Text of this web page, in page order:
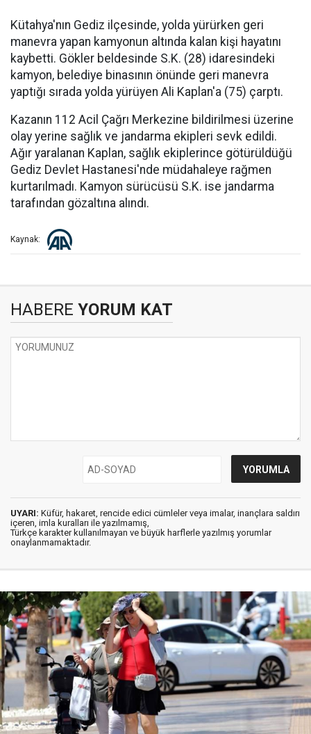
Kütahya'nın Gediz ilçesinde, yolda yürürken geri
manevra yapan kamyonun altında kalan kişi hayatını
kaybetti. Gökler beldesinde S.K. (28) idaresindeki
kamyon, belediye binasının önünde geri manevra
yaptığı sırada yolda yürüyen Ali Kaplan'a (75) çarptı.
Kazanın 112 Acil Çağrı Merkezine bildirilmesi üzerine
olay yerine sağlık ve jandarma ekipleri sevk edildi.
Ağır yaralanan Kaplan, sağlık ekiplerince götürüldüğü
Gediz Devlet Hastanesi'nde müdahaleye rağmen
kurtarılmadı. Kamyon sürücüsü S.K. ise jandarma
tarafından gözaltına alındı.
Kaynak:
HABERE YORUM KAT
UYARI: Küfür, hakaret, rencide edici cümleler veya imalar, inançlara saldırı
içeren, imla kuralları ile yazılmamış,
Türkçe karakter kullanılmayan ve büyük harflerle yazılmış yorumlar
onaylanmamaktadır.